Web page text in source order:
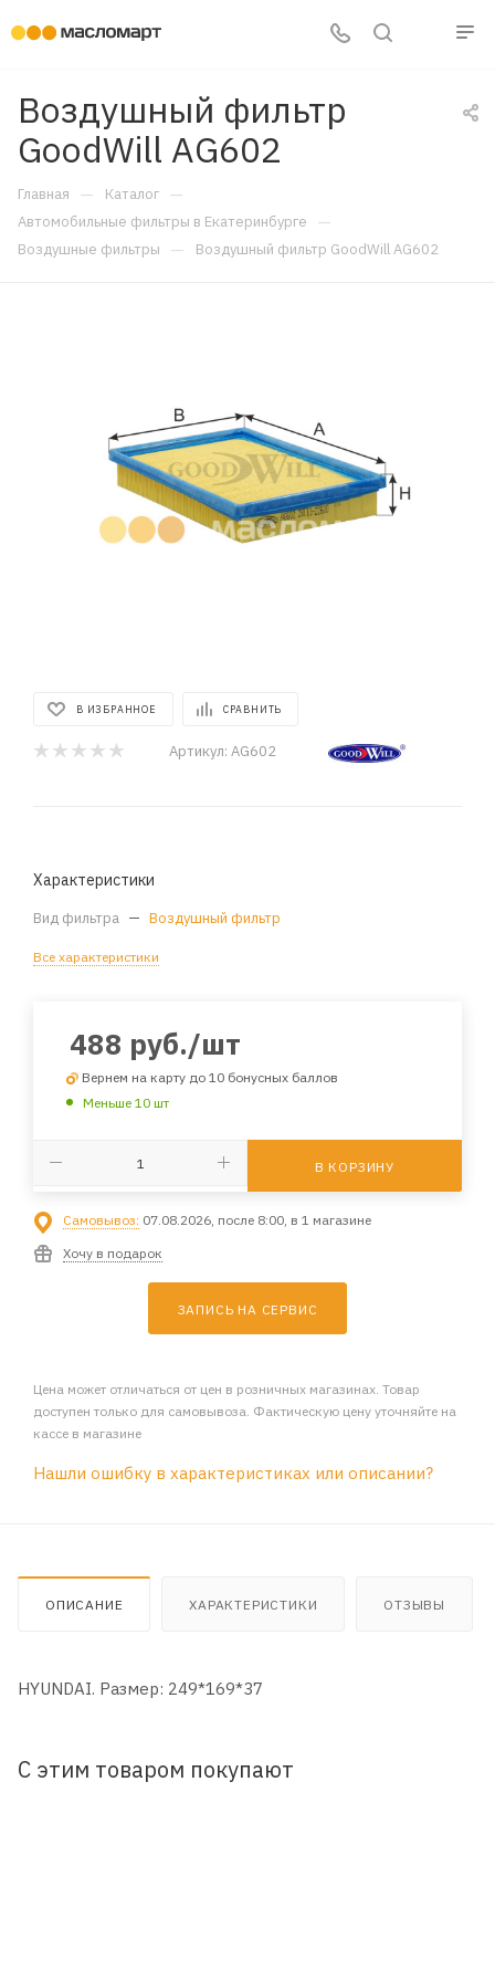
Воздушный фильтр
GoodWill AG602
Главная — Каталог —
Автомобильные фильтры в Екатеринбурге —
Воздушные фильтры — Воздушный фильтр GoodWill AG602
В ИЗБРАННОЕ СРАВНИТЬ
Артикул: AG602
Характеристики
Вид фильтра — Воздушный фильтр
Все характеристики
488 руб./шт
Вернем на карту до 10 бонусных баллов
Меньше 10 шт
В КОРЗИНУ
Самовывоз: 07.08.2026, после 8:00, в 1 магазине
Хочу в подарок
ЗАПИСЬ НА СЕРВИС
Цена может отличаться от цен в розничных магазинах. Товар
доступен только для самовывоза. Фактическую цену уточняйте на
кассе в магазине
Нашли ошибку в характеристиках или описании?
ОПИСАНИЕ ХАРАКТЕРИСТИКИ ОТЗЫВЫ
HYUNDAI. Размер: 249*169*37
С этим товаром покупают